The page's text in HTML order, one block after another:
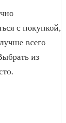
с покупкой,
всего
из